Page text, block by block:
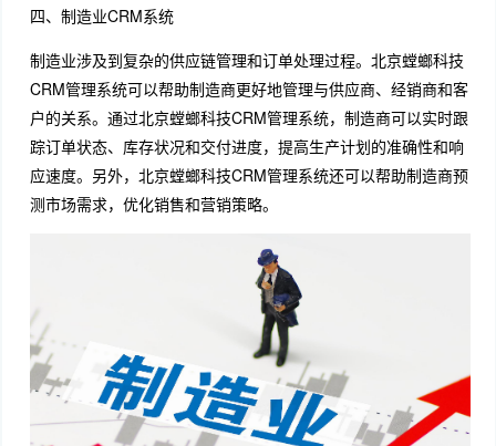
四、制造业CRM系统
制造业涉及到复杂的供应链管理和订单处理过程。北京螳螂科技
CRM管理系统可以帮助制造商更好地管理与供应商、经销商和客
户的关系。通过北京螳螂科技CRM管理系统，制造商可以实时跟
踪订单状态、库存状况和交付进度，提高生产计划的准确性和响
应速度。另外，北京螳螂科技CRM管理系统还可以帮助制造商预
测市场需求，优化销售和营销策略。